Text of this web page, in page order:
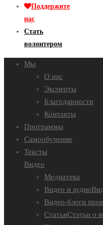
Поддержите
нас
Стать
волонтером
Мы
О нас
Эксперты
Благодарности
Контакты
Программы
Самообучение
Тексты
Видео
Медиатека
Видео и аудио
Видео-блоги
СтатьиСтатьи о